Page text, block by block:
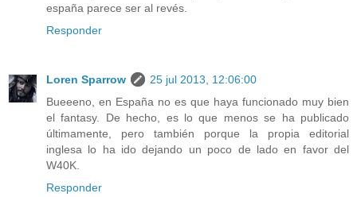
españa parece ser al revés.
Responder
Loren Sparrow
25 jul 2013, 12:06:00
Bueeeno, en España no es que haya funcionado muy bien
el fantasy. De hecho, es lo que menos se ha publicado
últimamente, pero también porque la propia editorial
inglesa lo ha ido dejando un poco de lado en favor del
W40K.
Responder